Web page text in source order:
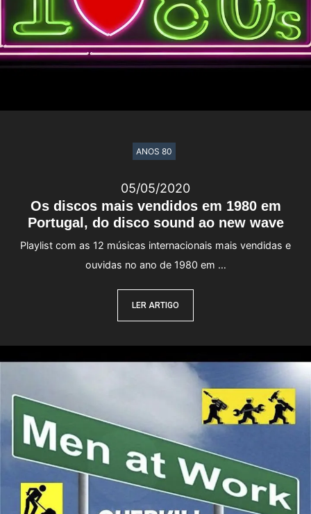
Os discos mais vendidos em 1980 em
Portugal, do disco sound ao new wave
05/05/2020
Playlist com as 12 músicas internacionais mais vendidas e
ouvidas no ano de 1980 em …
LER ARTIGO
ANOS 80